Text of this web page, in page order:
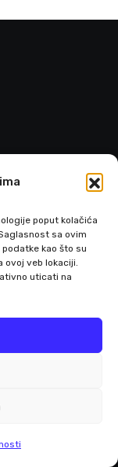
poput kolačića
sa ovim
kao što su
ovoj veb lokaciji.
uticati na
Disclosure
(EU)
sveta